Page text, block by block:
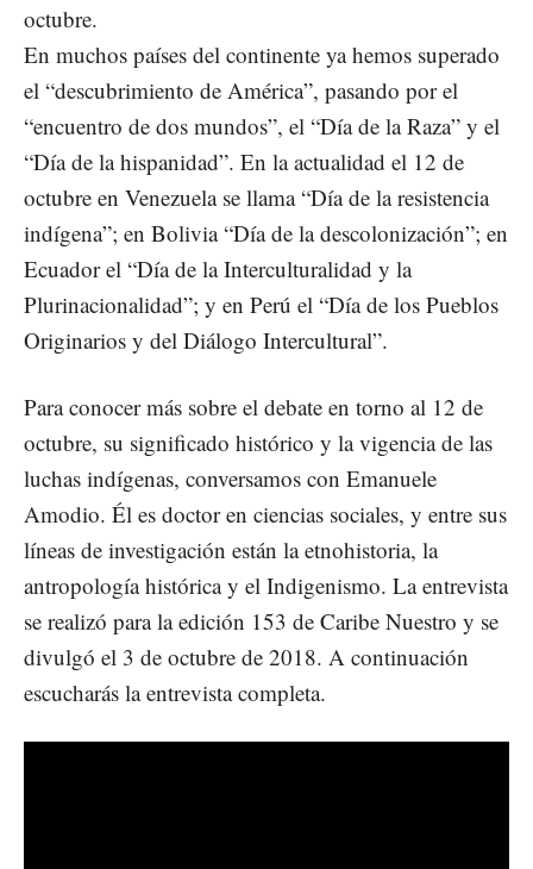
octubre.
En muchos países del continente ya hemos superado
el “descubrimiento de América”, pasando por el
“encuentro de dos mundos”, el “Día de la Raza” y el
“Día de la hispanidad”. En la actualidad el 12 de
octubre en Venezuela se llama “Día de la resistencia
indígena”; en Bolivia “Día de la descolonización”; en
Ecuador el “Día de la Interculturalidad y la
Plurinacionalidad”; y en Perú el “Día de los Pueblos
Originarios y del Diálogo Intercultural”.
Para conocer más sobre el debate en torno al 12 de
octubre, su significado histórico y la vigencia de las
luchas indígenas, conversamos con Emanuele
Amodio. Él es doctor en ciencias sociales, y entre sus
líneas de investigación están la etnohistoria, la
antropología histórica y el Indigenismo. La entrevista
se realizó para la edición 153 de Caribe Nuestro y se
divulgó el 3 de octubre de 2018. A continuación
escucharás la entrevista completa.